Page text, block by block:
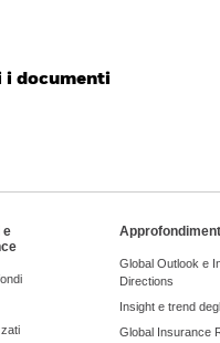
ITR non è
fondo.
sono
i documenti
e
Global Outlook e
Directions
Insight e trend
Global Insurance